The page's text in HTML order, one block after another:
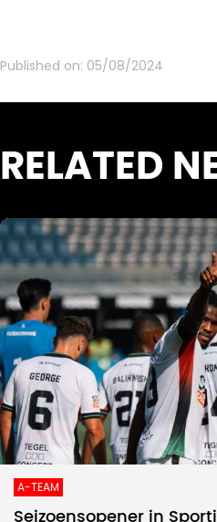
Published on: 05/08/2024
RELATED
A-TEAM
Seizoensopener in